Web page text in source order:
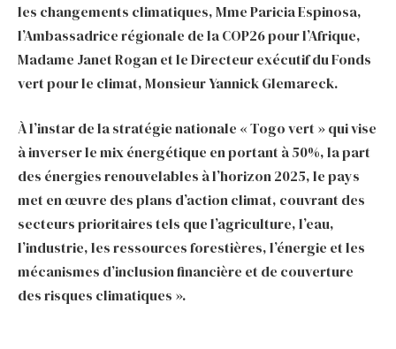
les changements climatiques, Mme Paricia Espinosa,
l’Ambassadrice régionale de la COP26 pour l’Afrique,
Madame Janet Rogan et le Directeur exécutif du Fonds
vert pour le climat, Monsieur Yannick Glemareck.
À l’instar de la stratégie nationale « Togo vert » qui vise
à inverser le mix énergétique en portant à 50%, la part
des énergies renouvelables à l’horizon 2025, le pays
met en œuvre des plans d’action climat, couvrant des
secteurs prioritaires tels que l’agriculture, l’eau,
l’industrie, les ressources forestières, l’énergie et les
mécanismes d’inclusion financière et de couverture
des risques climatiques ».